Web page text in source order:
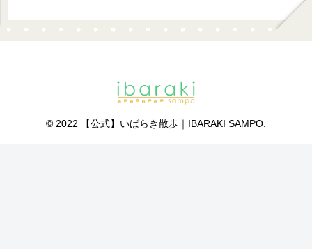
© 2022 【公式】いばらき散歩｜IBARAKI SAMPO.